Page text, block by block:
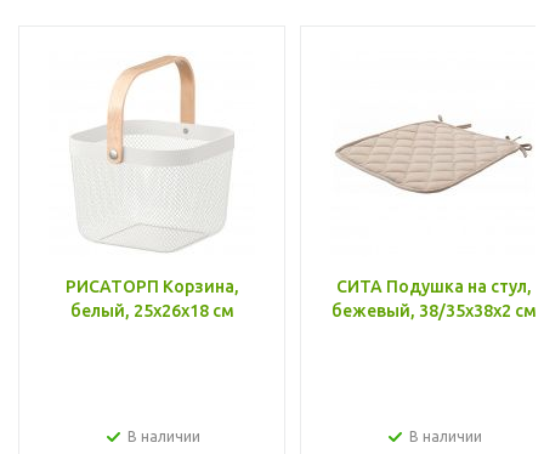
РИСАТОРП Корзина,
белый, 25x26x18 см
В наличии
СИТА Подушка на стул,
бежевый, 38/35x38x2 см
В наличии